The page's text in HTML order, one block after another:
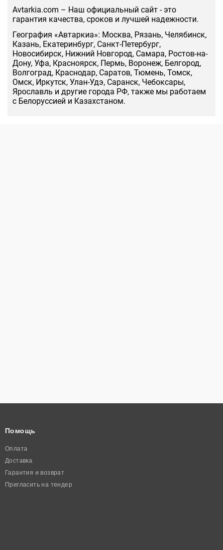
Аvtarkia.com – Наш официальный сайт - это
гарантия качества, сроков и лучшей надежности.
География «Автаркиа»: Москва, Рязань, Челябинск,
Казань, Екатеринбург, Санкт-Петербург,
Новосибирск, Нижний Новгород, Самара, Ростов-на-
Дону, Уфа, Красноярск, Пермь, Воронеж, Белгород,
Волгоград, Краснодар, Саратов, Тюмень, Томск,
Омск, Иркутск, Улан-Удэ, Саранск, Чебоксары,
Ярославль и другие города РФ, также мы работаем
с Белоруссией и Казахстаном.
Помощь
Оплата
Доставка
Гарантия и возврат
Пригласить на тендер